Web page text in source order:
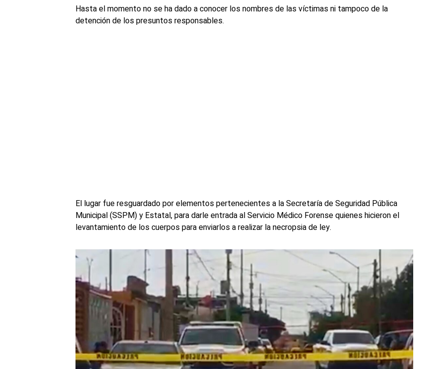
Hasta el momento no se ha dado a conocer los nombres de las víctimas ni tampoco de la
detención de los presuntos responsables.
El lugar fue resguardado por elementos pertenecientes a la Secretaría de Seguridad Pública
Municipal (SSPM) y Estatal, para darle entrada al Servicio Médico Forense quienes hicieron el
levantamiento de los cuerpos para enviarlos a realizar la necropsia de ley.